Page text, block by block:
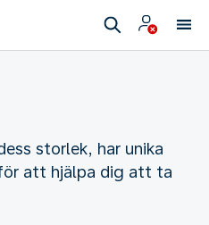
storlek, har unika
att hjälpa dig att ta